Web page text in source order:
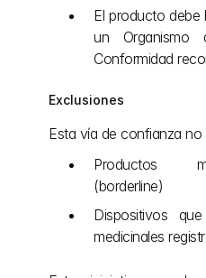
El producto debe
un Organismo
Conformidad
Exclusiones
Esta vía de confianza no
Productos
(borderline)
Dispositivos
medicinales